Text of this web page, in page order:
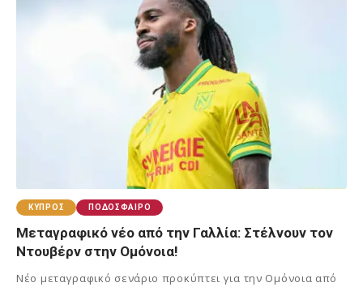
ΚΎΠΡΟΣ ΠΟΔΌΣΦΑΙΡΟ
Μεταγραφικό νέο από την Γαλλία: Στέλνουν τον
Ντουβέρν στην Ομόνοια!
Νέο μεταγραφικό σενάριο προκύπτει για την Ομόνοια από